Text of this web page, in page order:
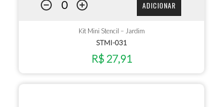
ADICIONAR
Kit Mini Stencil – Jardim
STMI-031
R$ 27,91